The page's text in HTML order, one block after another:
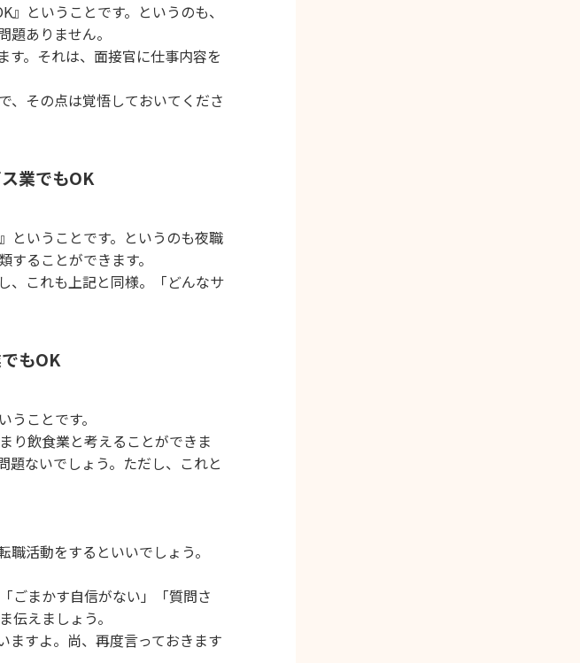
ということです。というのも、
ありません。
す。それは、面接官に仕事内容を
、その点は覚悟しておいてくださ
業でもOK
ということです。というのも夜職
ることができます。
、これも上記と同様。「どんなサ
もOK
ことです。
り飲食業と考えることができま
題ないでしょう。ただし、これと
活動をするといいでしょう。
ごまかす自信がない」「質問さ
えましょう。
ますよ。尚、再度言っておきます